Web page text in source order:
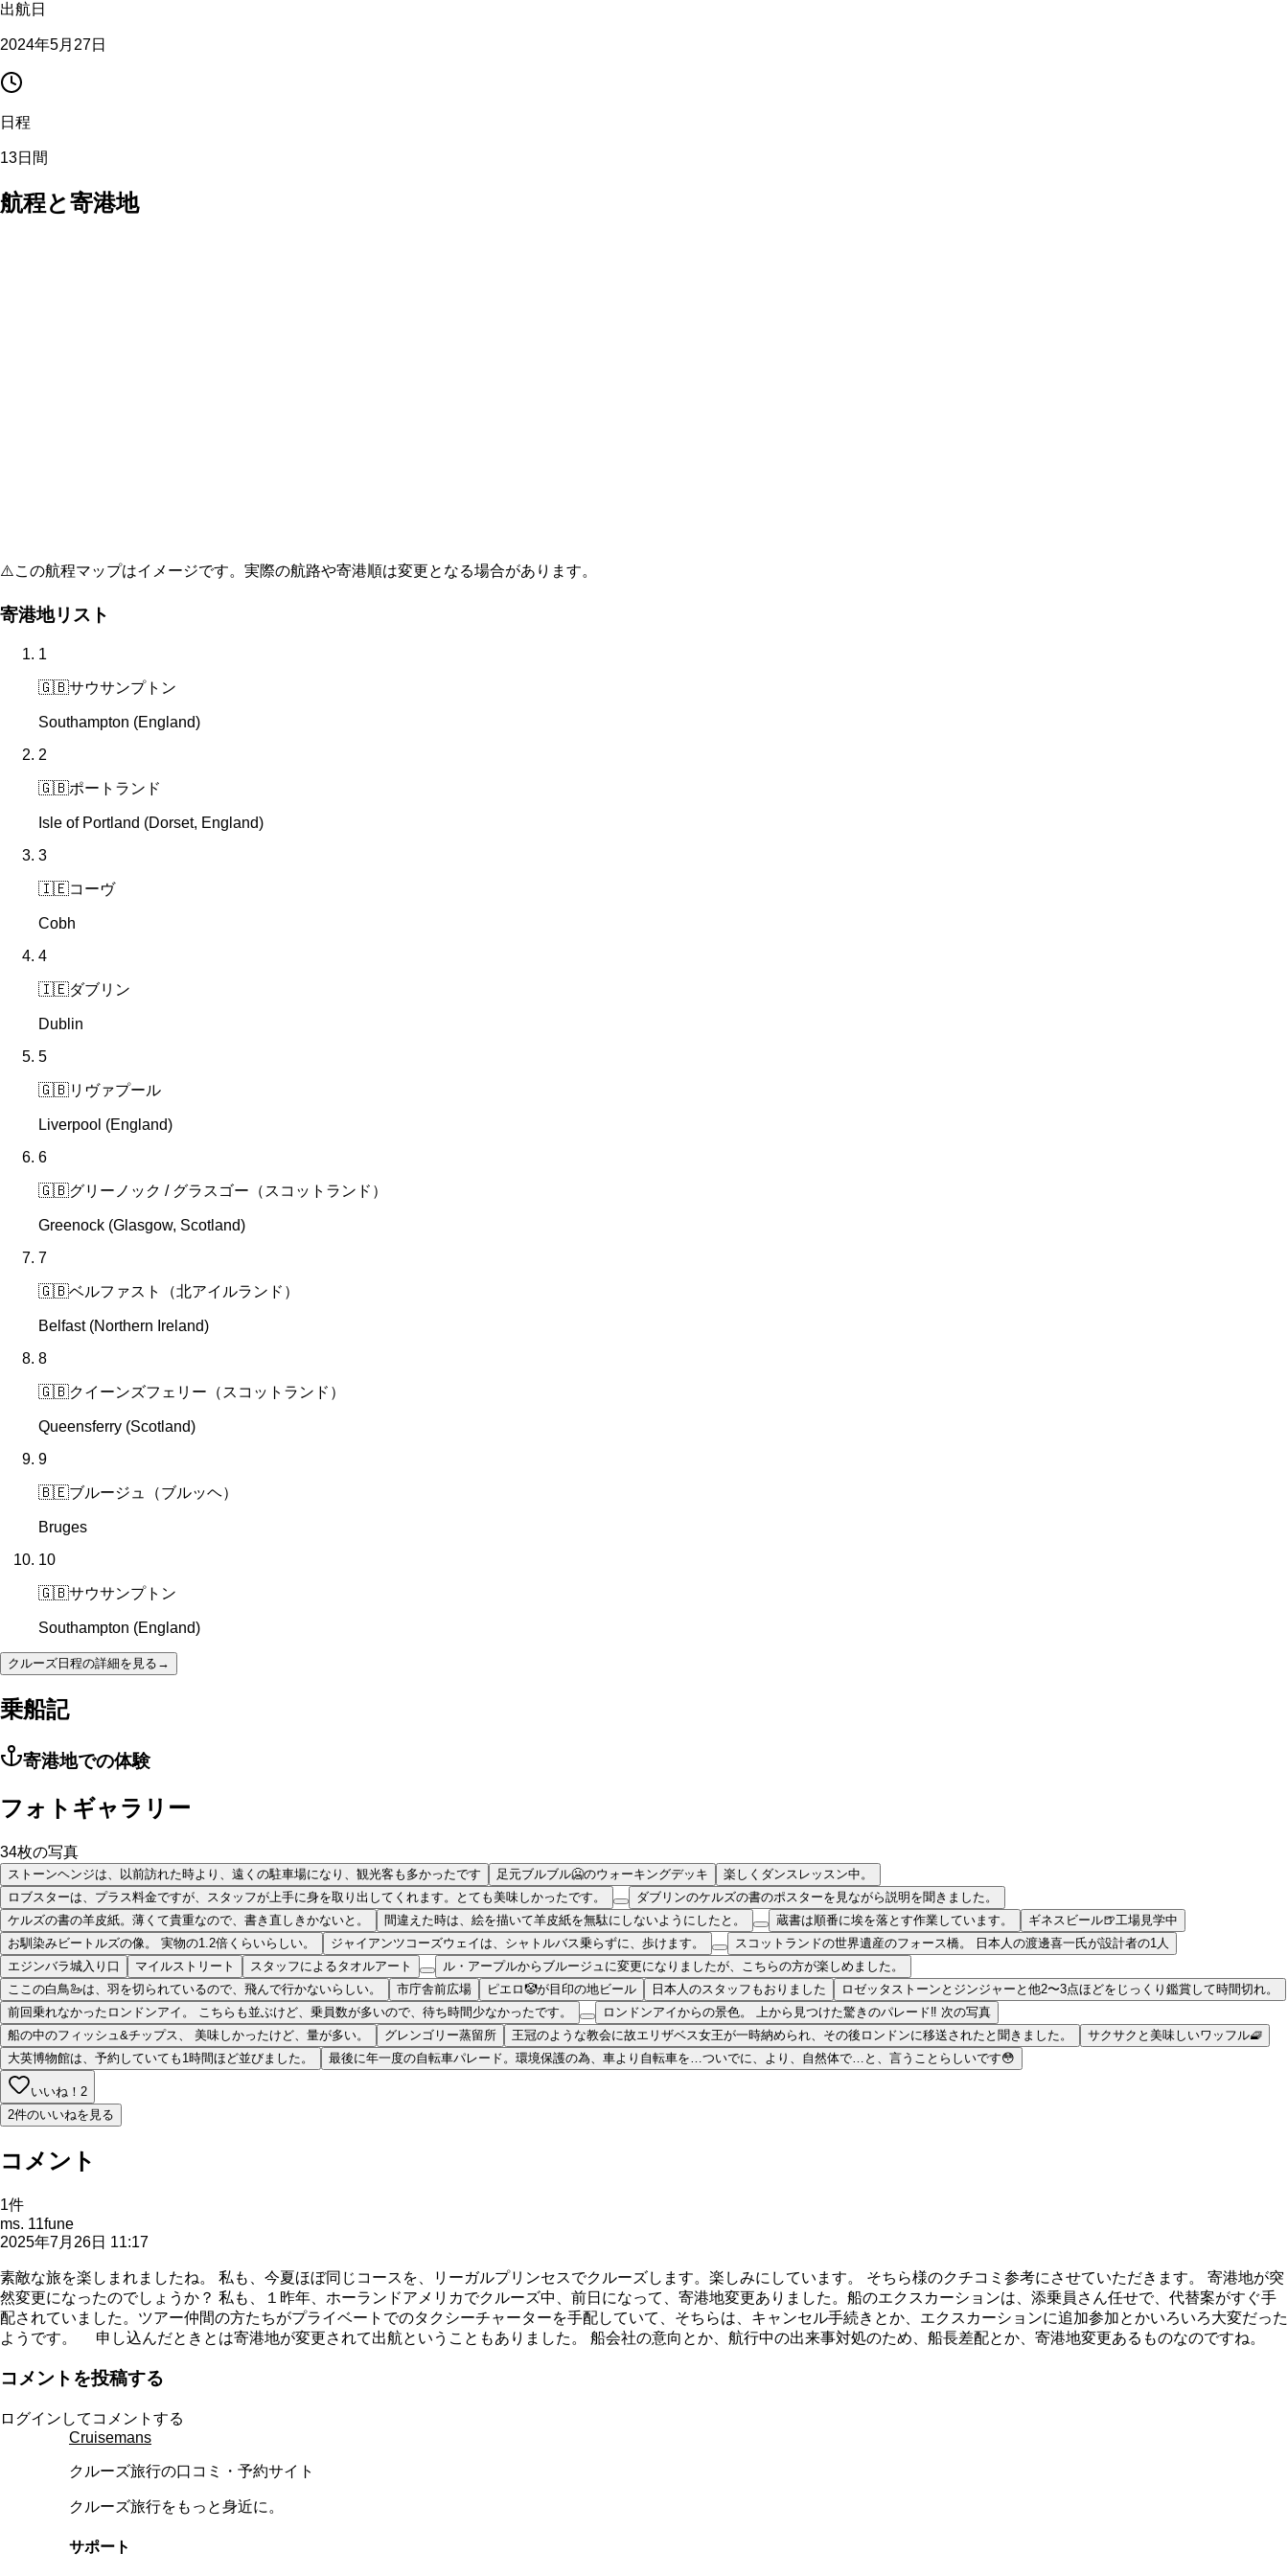
出航日
2024年5月27日
日程
13日間
航程と寄港地
⚠️この航程マップはイメージです。実際の航路や寄港順は変更となる場合があります。
寄港地リスト
1
🇬🇧サウサンプトン
Southampton (England)
2
🇬🇧ポートランド
Isle of Portland (Dorset, England)
3
🇮🇪コーヴ
Cobh
4
🇮🇪ダブリン
Dublin
5
🇬🇧リヴァプール
Liverpool (England)
6
🇬🇧グリーノック / グラスゴー（スコットランド）
Greenock (Glasgow, Scotland)
7
🇬🇧ベルファスト（北アイルランド）
Belfast (Northern Ireland)
8
🇬🇧クイーンズフェリー（スコットランド）
Queensferry (Scotland)
9
🇧🇪ブルージュ（ブルッヘ）
Bruges
10
🇬🇧サウサンプトン
Southampton (England)
クルーズ日程の詳細を見る →
乗船記
寄港地での体験
フォトギャラリー
34枚の写真
ストーンヘンジは、以前訪れた時より、遠くの駐車場になり、観光客も多かったです 足元ブルブル🥶のウォーキングデッキ
楽しくダンスレッスン中。
ロブスターは、プラス料金ですが、スタッフが上手に身を取り出してくれます。とても美味しかったです。
ダブリンのケルズの書のポスターを見ながら説明を聞きました。
ケルズの書の羊皮紙。薄くて貴重なので、書き直しきかないと。
間違えた時は、絵を描いて羊皮紙を無駄にしないようにしたと。 蔵書は順番に埃を落とす作業しています。
ギネスビール🍺工場見学中
お馴染みビートルズの像。 実物の1.2倍くらいらしい。
ジャイアンツコーズウェイは、シャトルバス乗らずに、歩けます。
スコットランドの世界遺産のフォース橋。 日本人の渡邊喜一氏が設計者の1人
エジンバラ城入り口
マイルストリート スタッフによるタオルアート
ル・アープルからブルージュに変更になりましたが、こちらの方が楽しめました。
ここの白鳥🦢は、羽を切られているので、飛んで行かないらしい。
市庁舎前広場 ピエロ🤡が目印の地ビール 日本人のスタッフもおりました
ロゼッタストーンとジンジャーと他2〜3点ほどをじっくり鑑賞して時間切れ。
前回乗れなかったロンドンアイ。 こちらも並ぶけど、乗員数が多いので、待ち時間少なかったです。
ロンドンアイからの景色。 上から見つけた驚きのパレード‼️ 次の写真
船の中のフィッシュ&チップス、 美味しかったけど、量が多い。
グレンゴリー蒸留所 王冠のような教会に故エリザベス女王が一時納められ、その後ロンドンに移送されたと聞きました。
サクサクと美味しいワッフル🧇
大英博物館は、予約していても1時間ほど並びました。
最後に年一度の自転車パレード。環境保護の為、車より自転車を…ついでに、より、自然体で…と、言うことらしいです😳
いいね！ 2
2件のいいねを見る
コメント
1件
ms. 11fune
2025年7月26日 11:17
素敵な旅を楽しまれましたね。 私も、今夏ほぼ同じコースを、リーガルプリンセスでクルーズします。楽しみにしています。 そちら様のクチコミ参考にさせていただきます。 寄港地が突
然変更になったのでしょうか？ 私も、１昨年、ホーランドアメリカでクルーズ中、前日になって、寄港地変更ありました。船のエクスカーションは、添乗員さん任せで、代替案がすぐ手
配されていました。ツアー仲間の方たちがプライベートでのタクシーチャーターを手配していて、そちらは、キャンセル手続きとか、エクスカーションに追加参加とかいろいろ大変だった
ようです。 申し込んだときとは寄港地が変更されて出航ということもありました。 船会社の意向とか、航行中の出来事対処のため、船長差配とか、寄港地変更あるものなのですね。
コメントを投稿する
ログインしてコメントする
Cruisemans
クルーズ旅行の口コミ・予約サイト
クルーズ旅行をもっと身近に。
サポート